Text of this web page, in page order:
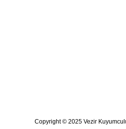
Copyright © 2025 Vezir